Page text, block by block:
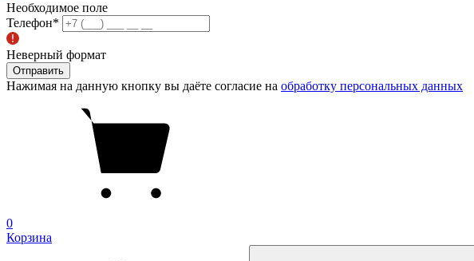
Необходимое поле
Телефон*
Неверный формат
Отправить
Нажимая на данную кнопку вы даёте согласие на обработку персональных данных
0
Корзина